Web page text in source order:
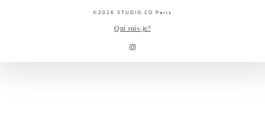
©2026 STUDIO.CO Paris
Qui suis-je?